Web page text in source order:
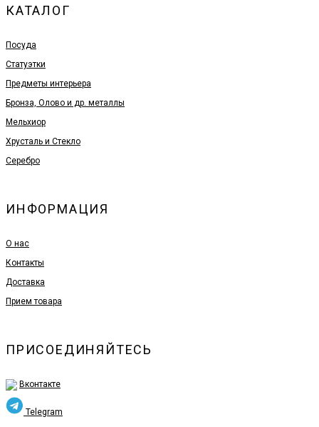
КАТАЛОГ
Посуда
Статуэтки
Предметы интерьера
Бронза, Олово и др. металлы
Мельхиор
Хрусталь и Стекло
Серебро
ИНФОРМАЦИЯ
О нас
Контакты
Доставка
Прием товара
ПРИСОЕДИНЯЙТЕСЬ
Вконтакте
Telegram